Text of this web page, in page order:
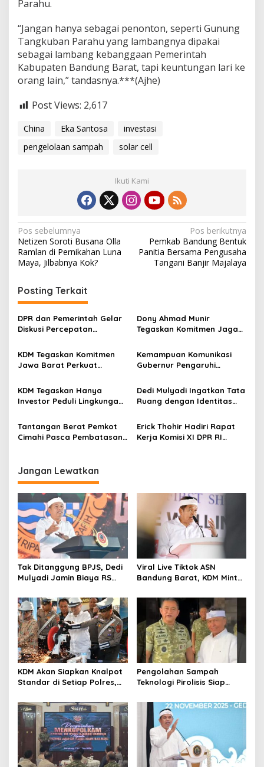
Parahu.
“Jangan hanya sebagai penonton, seperti Gunung
Tangkuban Parahu yang lambangnya dipakai
sebagai lambang kebanggaan Pemerintah
Kabupaten Bandung Barat, tapi keuntungan lari ke
orang lain,” tandasnya.***(Ajhe)
Post Views: 2,617
China Eka Santosa
investasi
pengelolaan sampah
solar cell
Ikuti Kami
N
a
v
i
g
a
s
i
p
s
Pos sebelumnya
Netizen Soroti Busana Olla
Ramlan di Pernikahan Luna
Maya, Jilbabnya Kok?
Pos berikutnya
Pemkab Bandung Bentuk
Panitia Bersama Pengusaha
Tangani Banjir Majalaya
Posting Terkait
DPR dan Pemerintah Gelar
Diskusi Percepatan
Indonesia
Dony Ahmad Munir
Tegaskan Komitmen Jaga
Kabupaten Sumedang
KDM Tegaskan Komitmen
Jawa Barat Perkuat
Kemampuan Komunikasi
Gubernur Pengaruhi
di Jawa Barat
KDM Tegaskan Hanya
Investor Peduli Lingkungan
Jawa Barat
Dedi Mulyadi Ingatkan Tata
Ruang dengan Identitas
Saing Jawa Barat
Tantangan Berat Pemkot
Cimahi Pasca Pembatasan
Erick Thohir Hadiri Rapat
Kerja Komisi XI DPR RI
Jangan Lewatkan
Tak Ditanggung BPJS, Dedi
Mulyadi Jamin Biaya RS
Pemprov Jabar
Viral Live Tiktok ASN
Bandung Barat, KDM Minta
Perlu Pemberhentian
KDM Akan Siapkan Knalpot
Standar di Setiap Polres,
Tertangkap Langsung Ganti
Pengolahan Sampah
Teknologi Pirolisis Siap
Sampah Harian Jawa
Barat